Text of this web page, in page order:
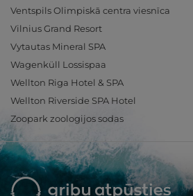
Ventspils Olimpiskā centra viesnīca
Vilnius Grand Resort
Vytautas Mineral SPA
Wagenküll Lossispaa
Wellton Riga Hotel & SPA
Wellton Riverside SPA Hotel
Zoopark zoologijos sodas